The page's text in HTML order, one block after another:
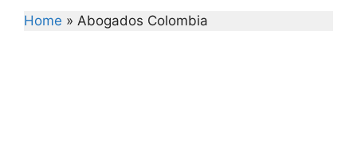
Home » Abogados Colombia